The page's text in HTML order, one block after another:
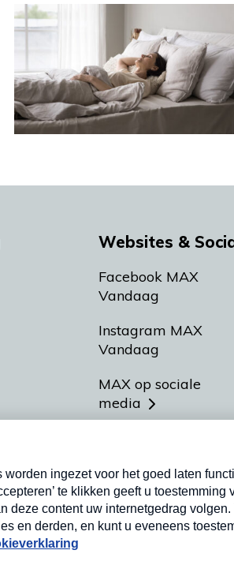
Websites &
Facebook MAX
Vandaag
Instagram MAX
Vandaag
MAX op sociale
media
Meldpunt Actueel
Heel Holland Bakt